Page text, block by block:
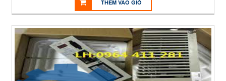
THÊM VÀO GIỎ